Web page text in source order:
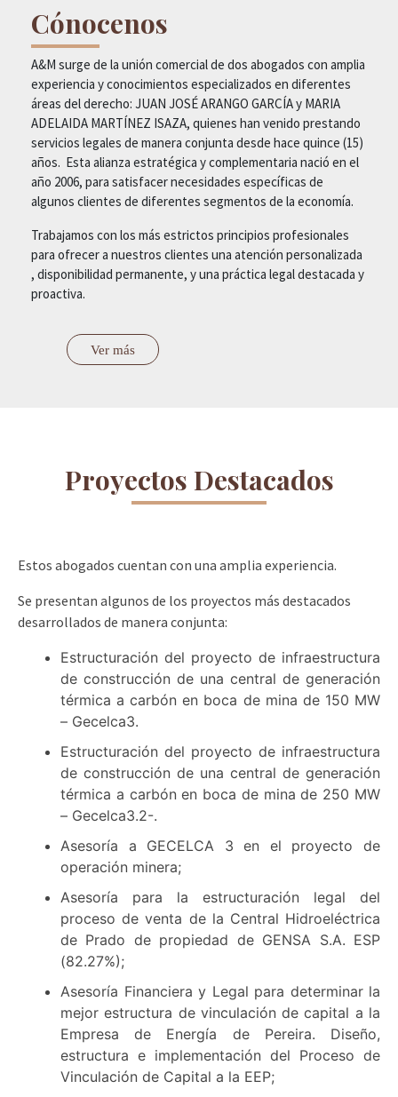
Cónocenos
A&M surge de la unión comercial de dos abogados con amplia
experiencia y conocimientos especializados en diferentes
áreas del derecho: JUAN JOSÉ ARANGO GARCÍA y MARIA
ADELAIDA MARTÍNEZ ISAZA, quienes han venido prestando
servicios legales de manera conjunta desde hace quince (15)
años. Esta alianza estratégica y complementaria nació en el
año 2006, para satisfacer necesidades específicas de
algunos clientes de diferentes segmentos de la economía.
Trabajamos con los más estrictos principios profesionales
para ofrecer a nuestros clientes una atención personalizada
, disponibilidad permanente, y una práctica legal destacada y
proactiva.
Ver más
Proyectos Destacados
Estos abogados cuentan con una amplia experiencia.
Se presentan algunos de los proyectos más destacados
desarrollados de manera conjunta:
Estructuración del proyecto de infraestructura
de construcción de una central de generación
térmica a carbón en boca de mina de 150 MW
– Gecelca3.
Estructuración del proyecto de infraestructura
de construcción de una central de generación
térmica a carbón en boca de mina de 250 MW
– Gecelca3.2-.
Asesoría a GECELCA 3 en el proyecto de
operación minera;
Asesoría para la estructuración legal del
proceso de venta de la Central Hidroeléctrica
de Prado de propiedad de GENSA S.A. ESP
(82.27%);
Asesoría Financiera y Legal para determinar la
mejor estructura de vinculación de capital a la
Empresa de Energía de Pereira. Diseño,
estructura e implementación del Proceso de
Vinculación de Capital a la EEP;